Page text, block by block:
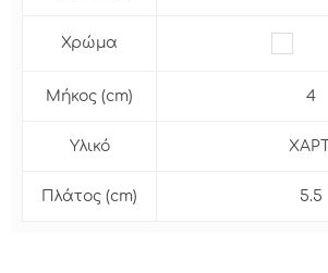
Χρώμα
Μήκος (cm) 4
Υλικό ΧΑΡΤΙ
Πλάτος (cm) 5.5